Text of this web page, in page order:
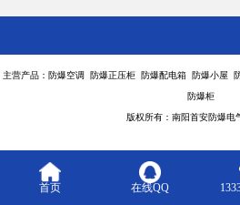
主营产品：防爆空调 防爆正压柜 防爆配电箱 防爆小屋
防爆柜
版权所有：南阳首安防爆电
首页 在线QQ